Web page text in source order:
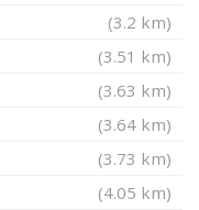
(3.2 km)
(3.51 km)
(3.63 km)
(3.64 km)
(3.73 km)
(4.05 km)